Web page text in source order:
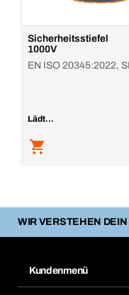
Sicherheitsstiefel
1000V
EN ISO 20345:2022,
Lädt...
WIR VERSTEHEN
Kundenmenü